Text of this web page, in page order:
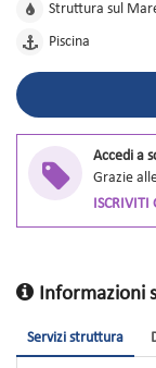
Struttura sul
Piscina
Accedi a
Grazie
ISCRIVITI
Informazioni
Servizi struttura